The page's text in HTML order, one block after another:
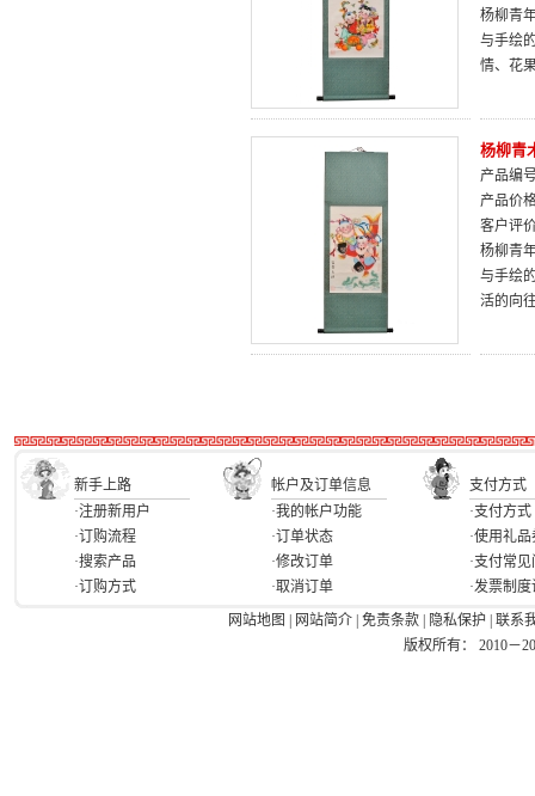
杨柳青
与手绘
情、花
杨柳青
产品编
产品价
客户评
杨柳青
与手绘
活的向
新手上路 帐户及订单信息
支付方式
·注册新用户
·订购流程
·搜索产品
·订购方式
·我的帐户功能
·订单状态
·修改订单
·取消订单
·支付方式
·使用礼品
·支付常
·发票制
网站地图
网站简介 免责条款 隐私保护
联系
版权所有： 2010－